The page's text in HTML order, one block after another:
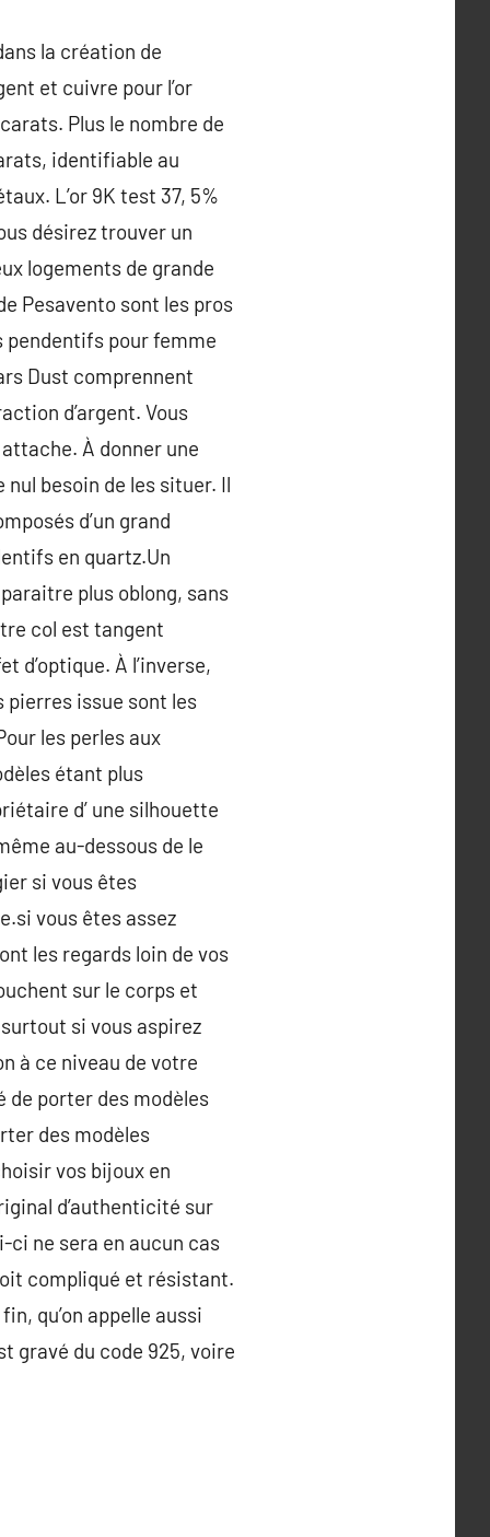
la création de
et cuivre pour l’or
Plus le nombre de
identifiable au
L’or 9K test 37, 5%
désirez trouver un
logements de grande
Pesavento sont les pros
pendentifs pour femme
Dust comprennent
d’argent. Vous
À donner une
besoin de les situer. Il
d’un grand
en quartz.Un
plus oblong, sans
col est tangent
d’optique. À l’inverse,
pierres issue sont les
les perles aux
étant plus
d’ une silhouette
au-dessous de le
si vous êtes
vous êtes assez
les regards loin de vos
sur le corps et
si vous aspirez
à ce niveau de votre
de porter des modèles
des modèles
vos bijoux en
d’authenticité sur
ne sera en aucun cas
compliqué et résistant.
qu’on appelle aussi
gravé du code 925, voire